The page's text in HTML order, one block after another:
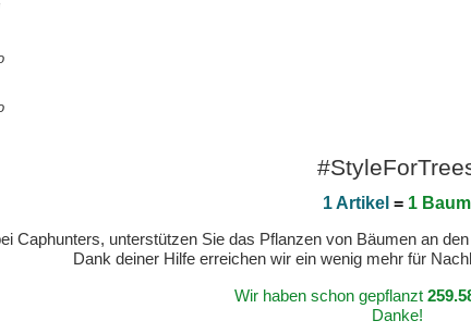
1 Artikel = 1 Baum
Caphunters, unterstützen Sie das Pflanzen von Bäumen an
Dank deiner Hilfe erreichen wir ein wenig mehr für
Wir haben schon gepflanzt
Danke!